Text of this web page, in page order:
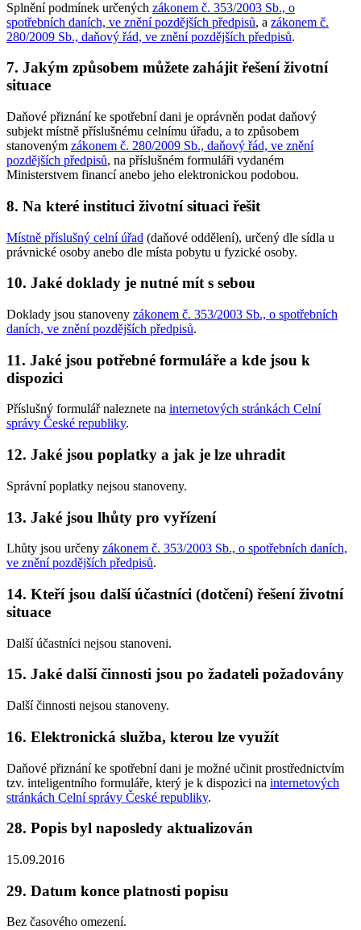
Splnění podmínek určených zákonem č. 353/2003 Sb., o
spotřebních daních, ve znění pozdějších předpisů, a zákonem č.
280/2009 Sb., daňový řád, ve znění pozdějších předpisů.
7. Jakým způsobem můžete zahájit řešení životní
situace
Daňové přiznání ke spotřební dani je oprávněn podat daňový
subjekt místně příslušnému celnímu úřadu, a to způsobem
stanoveným zákonem č. 280/2009 Sb., daňový řád, ve znění
pozdějších předpisů, na příslušném formuláři vydaném
Ministerstvem financí anebo jeho elektronickou podobou.
8. Na které instituci životní situaci řešit
Místně příslušný celní úřad (daňové oddělení), určený dle sídla u
právnické osoby anebo dle místa pobytu u fyzické osoby.
10. Jaké doklady je nutné mít s sebou
Doklady jsou stanoveny zákonem č. 353/2003 Sb., o spotřebních
daních, ve znění pozdějších předpisů.
11. Jaké jsou potřebné formuláře a kde jsou k
dispozici
Příslušný formulář naleznete na internetových stránkách Celní
správy České republiky.
12. Jaké jsou poplatky a jak je lze uhradit
Správní poplatky nejsou stanoveny.
13. Jaké jsou lhůty pro vyřízení
Lhůty jsou určeny zákonem č. 353/2003 Sb., o spotřebních daních,
ve znění pozdějších předpisů.
14. Kteří jsou další účastníci (dotčení) řešení životní
situace
Další účastníci nejsou stanoveni.
15. Jaké další činnosti jsou po žadateli požadovány
Další činnosti nejsou stanoveny.
16. Elektronická služba, kterou lze využít
Daňové přiznání ke spotřební dani je možné učinit prostřednictvím
tzv. inteligentního formuláře, který je k dispozici na internetových
stránkách Celní správy České republiky.
28. Popis byl naposledy aktualizován
15.09.2016
29. Datum konce platnosti popisu
Bez časového omezení.